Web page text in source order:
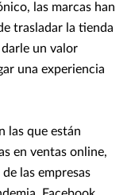
las marcas han
trasladar la tienda
un valor
una experiencia
las que están
en ventas online,
las empresas